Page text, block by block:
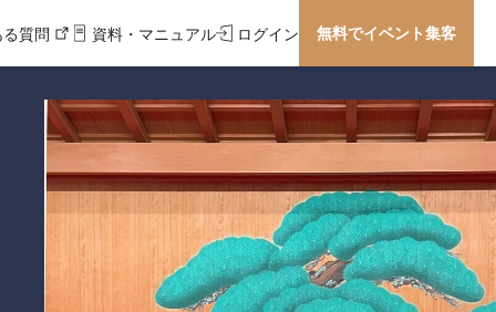
質問 資料・マニュアル ログイン 無料でイベント集客